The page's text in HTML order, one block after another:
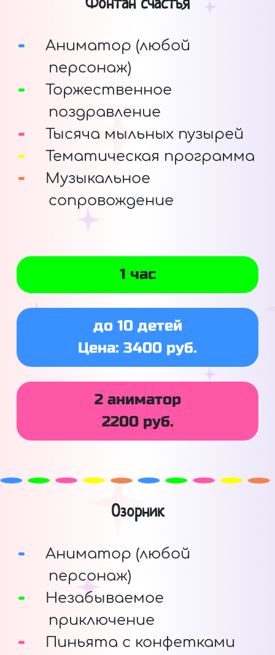
Аниматор (любой
персонаж)
Торжественное
поздравление
Тысяча мыльных пузырей
Тематическая программа
Музыкальное
сопровождение
1 час
до 10 детей
Цена: 3400 руб.
2 аниматор
2200 руб.
Озорник
Аниматор (любой
персонаж)
Незабываемое
приключение
Пиньята с конфетками